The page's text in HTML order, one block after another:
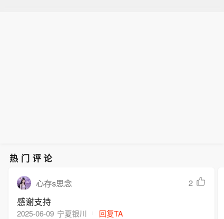
热门评论
心存s思念 2
感谢支持
2025-06-09 宁夏银川 回复TA